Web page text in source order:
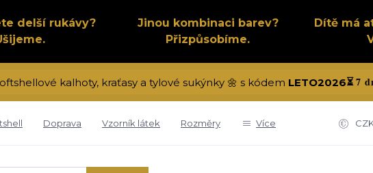
delší rukávy?
Jinou kombinaci barev?
Přizpůsobíme.
Dítě má
kalhoty, kraťasy a tylové sukýnky 🌼 s kódem LETO2026⏳7
Doprava Vzorník látek Rozměry Více